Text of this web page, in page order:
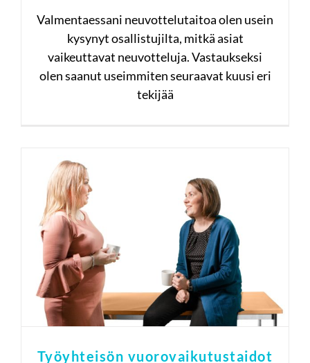
Valmentaessani neuvottelutaitoa olen usein
kysynyt osallistujilta, mitkä asiat
vaikeuttavat neuvotteluja. Vastaukseksi
olen saanut useimmiten seuraavat kuusi eri
tekijää
Työyhteisön
vuorovaikutustaidot osa 5:
Kuunteleminen on puhujan
tärkein taito
#työyhteisö #viestintä #vuorovaikutus
Työyhteisön vuorovaikutustaidot